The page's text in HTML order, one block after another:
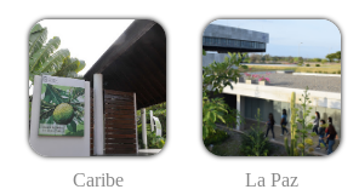
Caribe La Paz